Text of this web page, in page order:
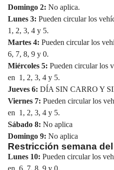
Domingo 2: No aplica.
Lunes 3: Pueden circular los
1, 2, 3, 4 y 5.
Martes 4: Pueden circular los
6, 7, 8, 9 y 0.
Miércoles 5: Pueden circular los
en 1, 2, 3, 4 y 5.
Jueves 6: DÍA SIN CARRO Y
Viernes 7: Pueden circular los
en 1, 2, 3, 4 y 5.
Sábado 8: No aplica
Domingo 9: No aplica
Restricción semana
Lunes 10: Pueden circular los
en 6, 7, 8, 9 y 0.